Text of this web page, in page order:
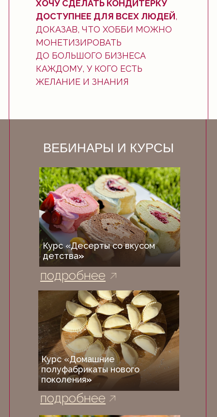
ХОЧУ СДЕЛАТЬ КОНДИТЕРКУ
ДОСТУПНЕЕ ДЛЯ ВСЕХ ЛЮДЕЙ,
ДОКАЗАВ, ЧТО ХОББИ МОЖНО
МОНЕТИЗИРОВАТЬ
ДО БОЛЬШОГО БИЗНЕСА
КАЖДОМУ, У КОГО ЕСТЬ
ЖЕЛАНИЕ И ЗНАНИЯ
ВЕБИНАРЫ И КУРСЫ
Курс «Домашние
полуфабрикаты нового
поколения»
подробнее
Курс «Десерты со вкусом
детства»
подробнее